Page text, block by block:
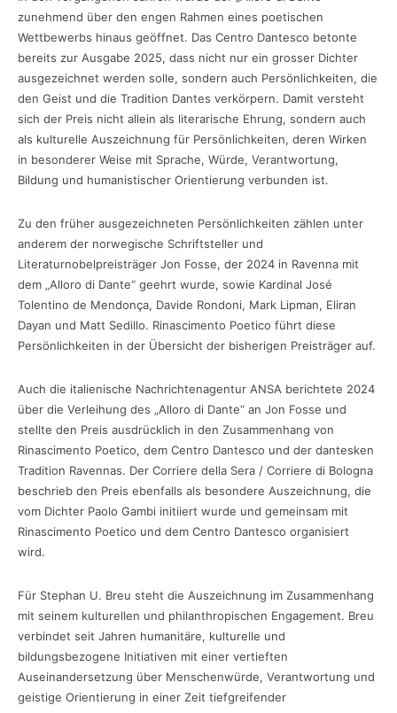
zunehmend über den engen Rahmen eines poetischen
Wettbewerbs hinaus geöffnet. Das Centro Dantesco betonte
bereits zur Ausgabe 2025, dass nicht nur ein grosser Dichter
ausgezeichnet werden solle, sondern auch Persönlichkeiten, die
den Geist und die Tradition Dantes verkörpern. Damit versteht
sich der Preis nicht allein als literarische Ehrung, sondern auch
als kulturelle Auszeichnung für Persönlichkeiten, deren Wirken
in besonderer Weise mit Sprache, Würde, Verantwortung,
Bildung und humanistischer Orientierung verbunden ist.
Zu den früher ausgezeichneten Persönlichkeiten zählen unter
anderem der norwegische Schriftsteller und
Literaturnobelpreisträger Jon Fosse, der 2024 in Ravenna mit
dem „Alloro di Dante“ geehrt wurde, sowie Kardinal José
Tolentino de Mendonça, Davide Rondoni, Mark Lipman, Eliran
Dayan und Matt Sedillo. Rinascimento Poetico führt diese
Persönlichkeiten in der Übersicht der bisherigen Preisträger auf.
Auch die italienische Nachrichtenagentur ANSA berichtete 2024
über die Verleihung des „Alloro di Dante“ an Jon Fosse und
stellte den Preis ausdrücklich in den Zusammenhang von
Rinascimento Poetico, dem Centro Dantesco und der dantesken
Tradition Ravennas. Der Corriere della Sera / Corriere di Bologna
beschrieb den Preis ebenfalls als besondere Auszeichnung, die
vom Dichter Paolo Gambi initiiert wurde und gemeinsam mit
Rinascimento Poetico und dem Centro Dantesco organisiert
wird.
Für Stephan U. Breu steht die Auszeichnung im Zusammenhang
mit seinem kulturellen und philanthropischen Engagement. Breu
verbindet seit Jahren humanitäre, kulturelle und
bildungsbezogene Initiativen mit einer vertieften
Auseinandersetzung über Menschenwürde, Verantwortung und
geistige Orientierung in einer Zeit tiefgreifender